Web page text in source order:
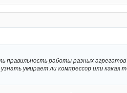
правильность работы разных
умирает ли компрессор или какая